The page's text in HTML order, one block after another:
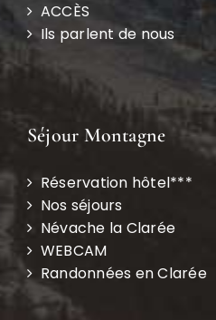
ACCÈS
Ils parlent de nous
Séjour Montagne
Réservation hôtel***
Nos séjours
Névache la Clarée
WEBCAM
Randonnées en Clarée